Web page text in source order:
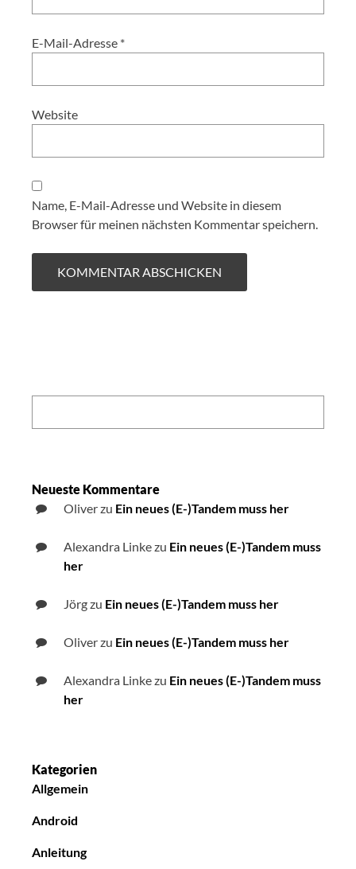
E-Mail-Adresse *
Website
Name, E-Mail-Adresse und Website in diesem
Browser für meinen nächsten Kommentar speichern.
Neueste Kommentare
Oliverzu Ein neues (E-)Tandem muss her
Alexandra Linkezu Ein neues (E-)Tandem muss
her
Jörgzu Ein neues (E-)Tandem muss her
Oliverzu Ein neues (E-)Tandem muss her
Alexandra Linkezu Ein neues (E-)Tandem muss
her
Kategorien
Allgemein
Android
Anleitung